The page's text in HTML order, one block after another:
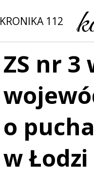
KRONIKA 112
ZS nr
o
w Łodzi